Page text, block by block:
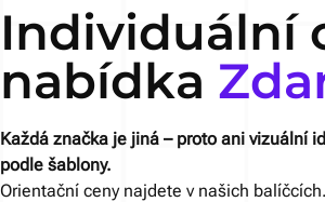
Individuální
nabídka
Každá značka je jiná – proto ani vizuální
podle šablony.
Orientační ceny najdete v našich